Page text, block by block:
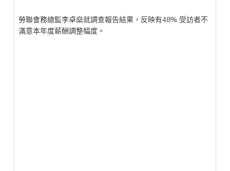
勞聯會務總監李卓燊就調查報告結果，反映有48% 受訪者不
滿意本年度薪酬調整幅度。